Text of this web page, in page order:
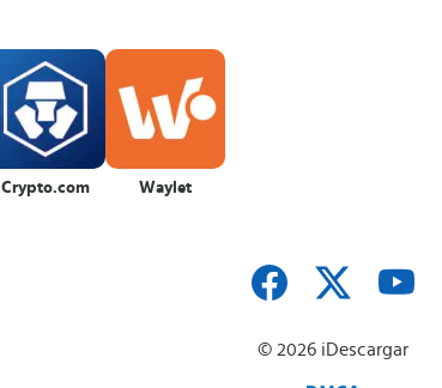
Crypto.com Waylet
© 2026 iDescargar